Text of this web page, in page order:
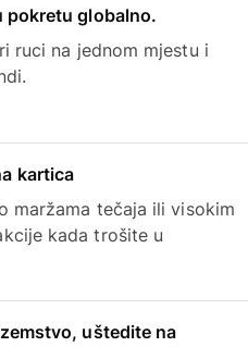
pokretu globalno.
ruci na jednom mjestu i
kartica
maržama tečaja ili visokim
kada trošite u
uštedite na